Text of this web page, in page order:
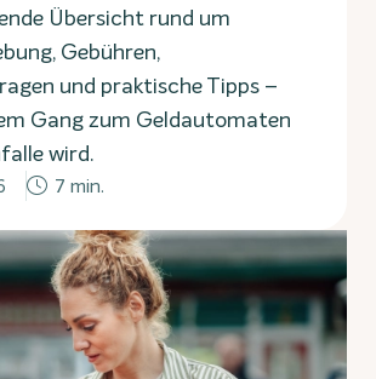
Übersicht rund um
Gebühren,
und praktische Tipps –
Gang zum Geldautomaten
wird.
7 min.